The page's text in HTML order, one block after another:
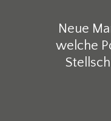
Neue
welche